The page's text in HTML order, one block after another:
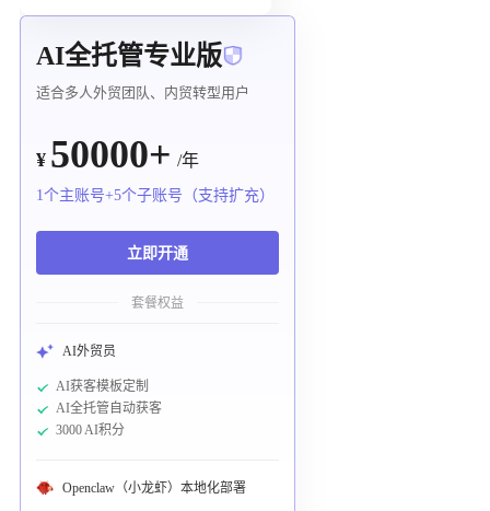
AI全托管专业版
适合多人外贸团队、内贸转型用户
¥ 50000+ /年
1个主账号+5个子账号（支持扩充）
立即开通
套餐权益
AI外贸员
AI获客模板定制
AI全托管自动获客
3000 AI积分
Openclaw（小龙虾）本地化部署